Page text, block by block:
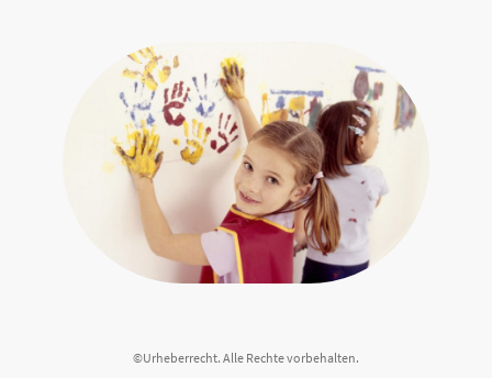
©Urheberrecht. Alle Rechte vorbehalten.